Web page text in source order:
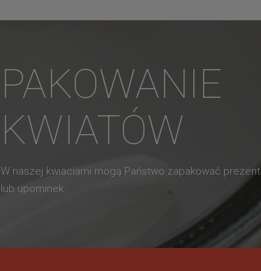
PAKOWANIE
KWIATÓW
W naszej kwiaciarni mogą Państwo zapakować prezent
lub upominek.